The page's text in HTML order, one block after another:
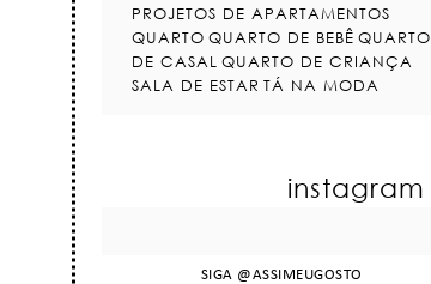
PROJETOS DE APARTAMENTOS
QUARTO QUARTO DE BEBÊ QUARTO
DE CASAL QUARTO DE CRIANÇA
SALA DE ESTAR TÁ NA MODA
instagram
SIGA @ASSIMEUGOSTO